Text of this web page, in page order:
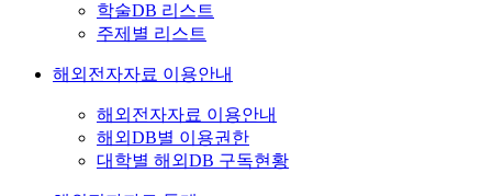
학술DB 리스트
주제별 리스트
해외전자자료 이용안내
해외전자자료 이용안내
해외DB별 이용권한
대학별 해외DB 구독현황